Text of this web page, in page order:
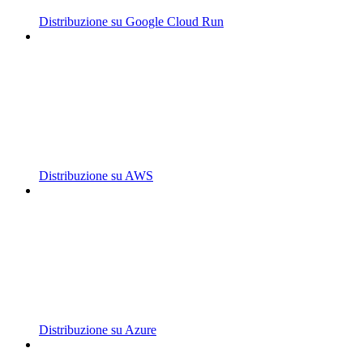
Distribuzione su Google Cloud Run
Distribuzione su AWS
Distribuzione su Azure